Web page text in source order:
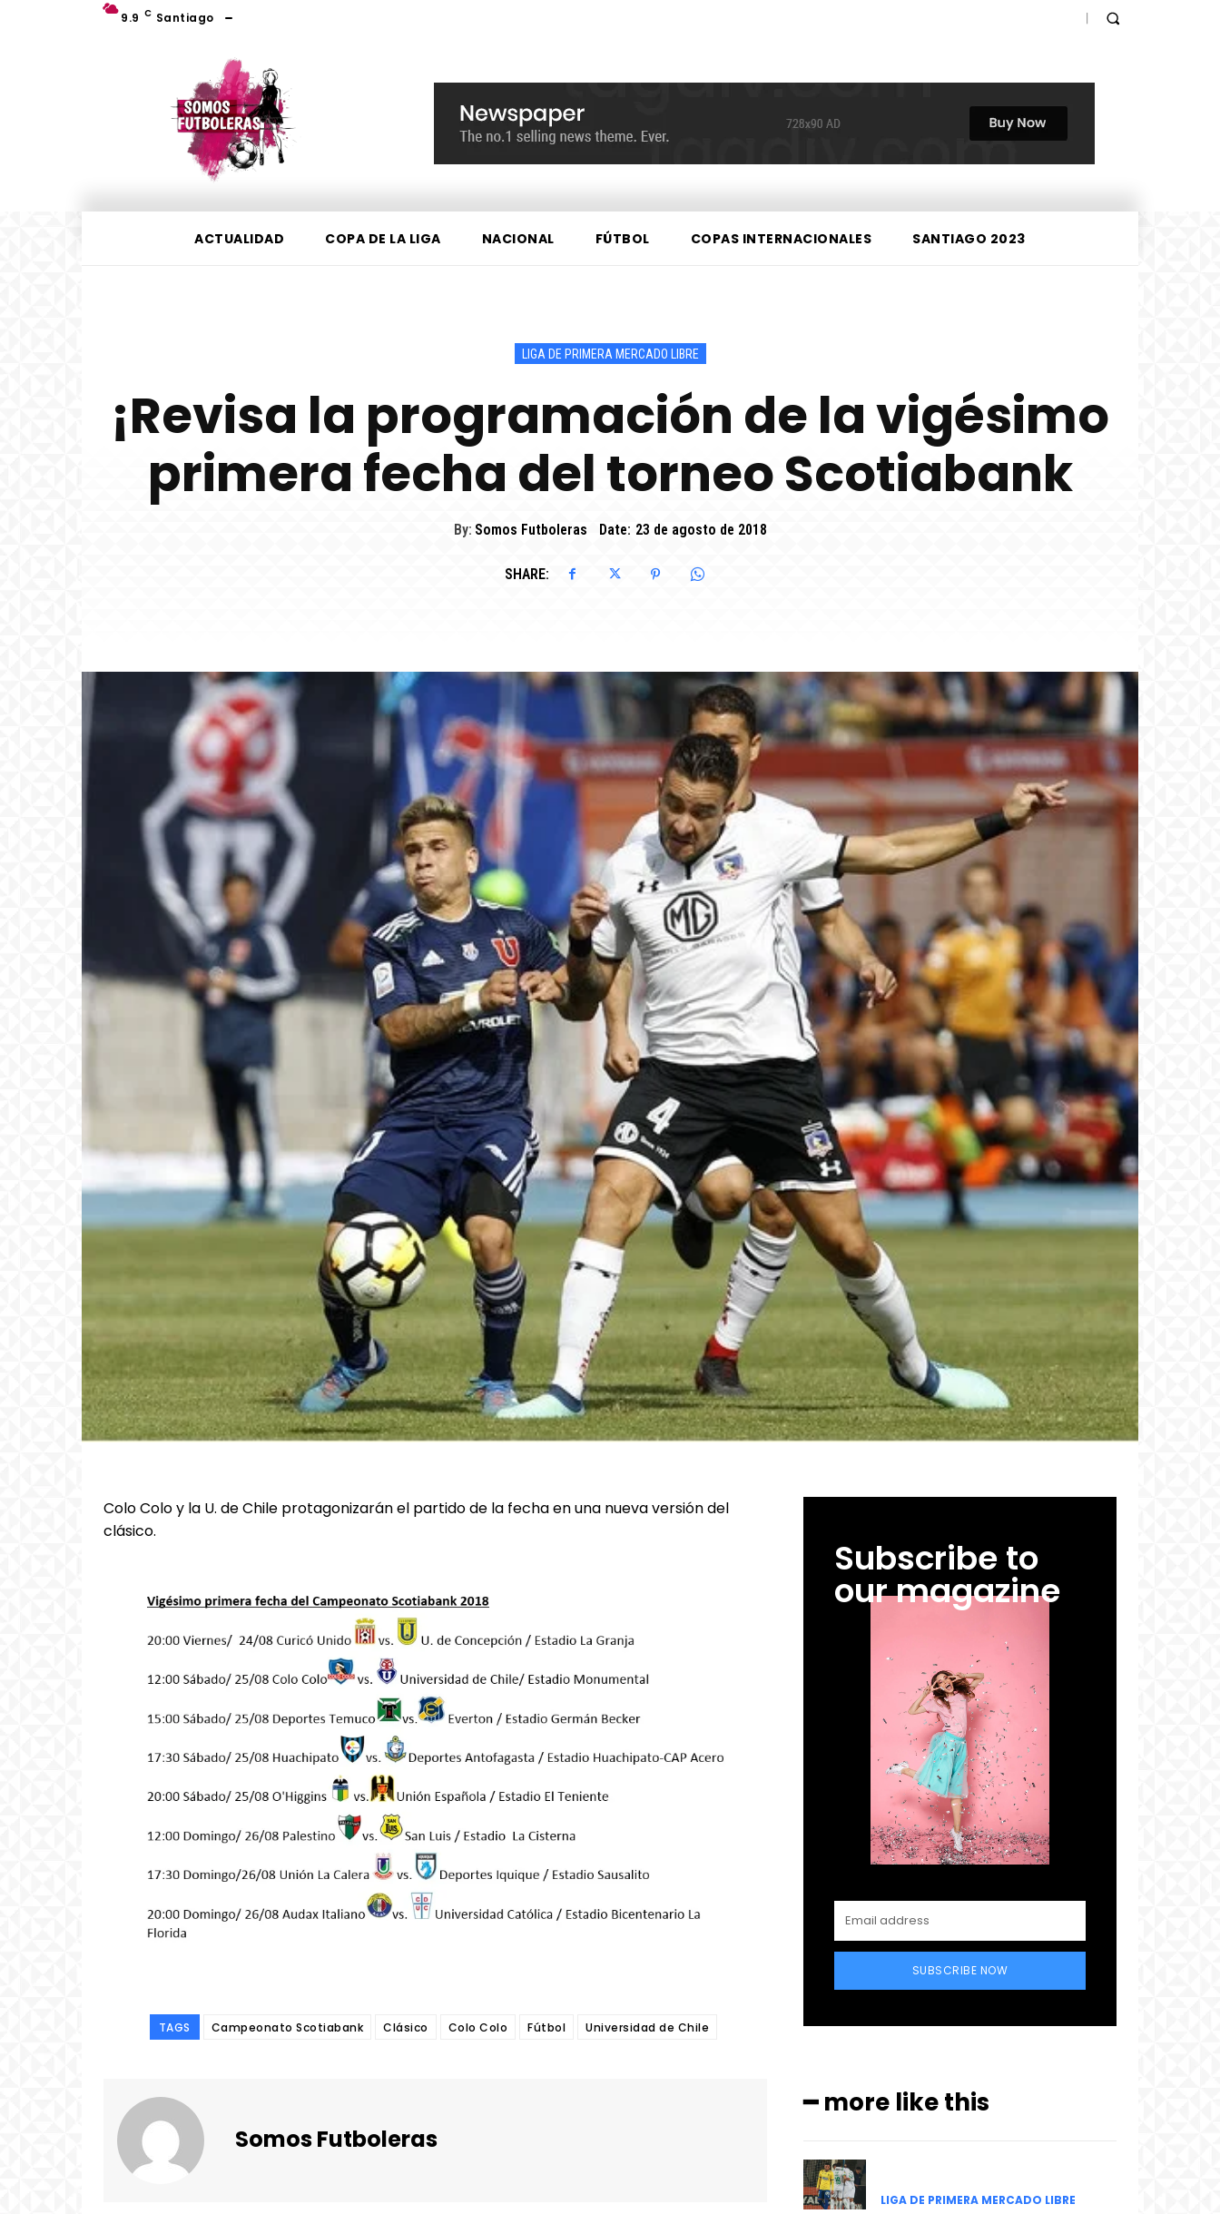
9.9 C Santiago
ACTUALIDAD COPA DE LA LIGA NACIONAL FÚTBOL COPAS INTERNACIONALES SANTIAGO 2023
LIGA DE PRIMERA MERCADO LIBRE
¡Revisa la programación de la vigésimo
primera fecha del torneo Scotiabank
By: Somos Futboleras Date: 23 de agosto de 2018
SHARE:
Colo Colo y la U. de Chile protagonizarán el partido de la fecha en una nueva versión del
clásico.
TAGS Campeonato Scotiabank Clásico Colo Colo Fútbol Universidad de Chile
Somos Futboleras
Subscribe to
our magazine
SUBSCRIBE NOW
━ more like this
LIGA DE PRIMERA MERCADO LIBRE